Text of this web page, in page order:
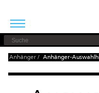
Anhänger / Anhänger-